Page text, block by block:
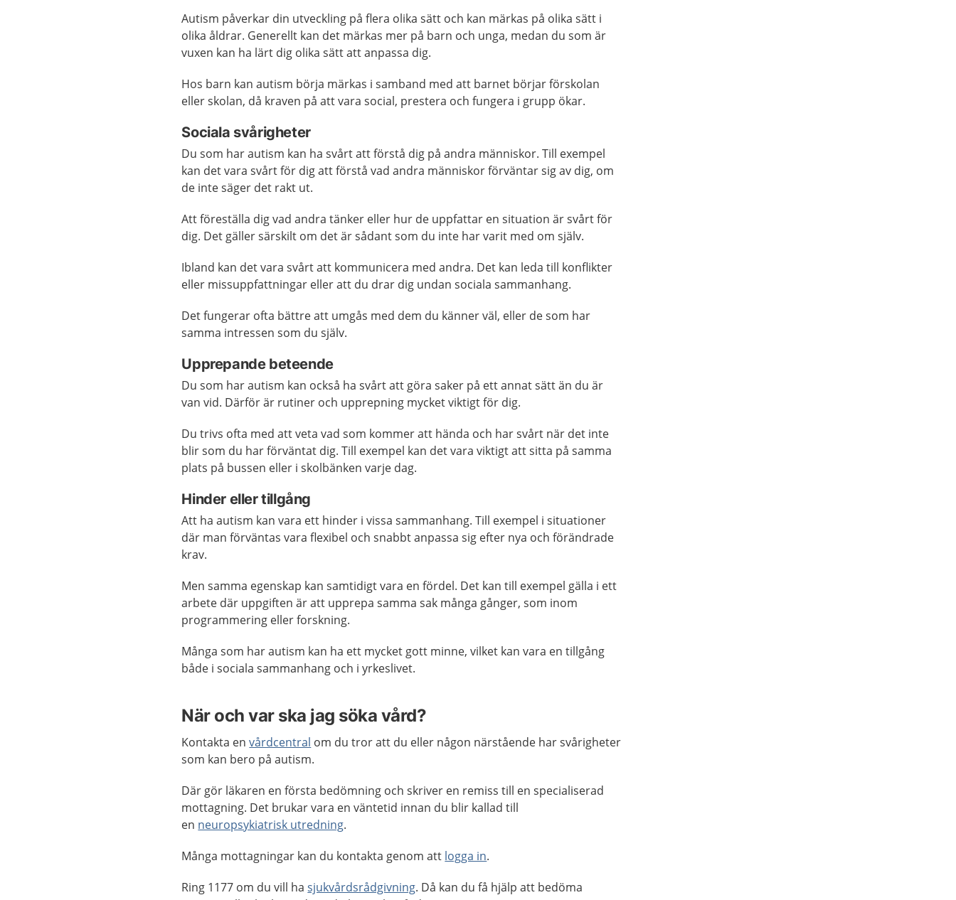
Autism påverkar din utveckling på flera olika sätt och kan märkas på olika sätt i
olika åldrar. Generellt kan det märkas mer på barn och unga, medan du som är
vuxen kan ha lärt dig olika sätt att anpassa dig.
Hos barn kan autism börja märkas i samband med att barnet börjar förskolan
eller skolan, då kraven på att vara social, prestera och fungera i grupp ökar.
Sociala svårigheter
Du som har autism kan ha svårt att förstå dig på andra människor. Till exempel
kan det vara svårt för dig att förstå vad andra människor förväntar sig av dig, om
de inte säger det rakt ut.
Att föreställa dig vad andra tänker eller hur de uppfattar en situation är svårt för
dig. Det gäller särskilt om det är sådant som du inte har varit med om själv.
Ibland kan det vara svårt att kommunicera med andra. Det kan leda till konflikter
eller missuppfattningar eller att du drar dig undan sociala sammanhang.
Det fungerar ofta bättre att umgås med dem du känner väl, eller de som har
samma intressen som du själv.
Upprepande beteende
Du som har autism kan också ha svårt att göra saker på ett annat sätt än du är
van vid. Därför är rutiner och upprepning mycket viktigt för dig.
Du trivs ofta med att veta vad som kommer att hända och har svårt när det inte
blir som du har förväntat dig. Till exempel kan det vara viktigt att sitta på samma
plats på bussen eller i skolbänken varje dag.
Hinder eller tillgång
Att ha autism kan vara ett hinder i vissa sammanhang. Till exempel i situationer
där man förväntas vara flexibel och snabbt anpassa sig efter nya och förändrade
krav.
Men samma egenskap kan samtidigt vara en fördel. Det kan till exempel gälla i ett
arbete där uppgiften är att upprepa samma sak många gånger, som inom
programmering eller forskning.
Många som har autism kan ha ett mycket gott minne, vilket kan vara en tillgång
både i sociala sammanhang och i yrkeslivet.
När och var ska jag söka vård?
Kontakta envårdcentral om du tror att du eller någon närstående har svårigheter
som kan bero på autism.
Där gör läkaren en första bedömning och skriver en remiss till en specialiserad
mottagning. Det brukar vara en väntetid innan du blir kallad till
en neuropsykiatrisk utredning.
Många mottagningar kan du kontakta genom att logga in.
Ring 1177 om du vill hasjukvårdsrådgivning. Då kan du få hjälp att bedöma